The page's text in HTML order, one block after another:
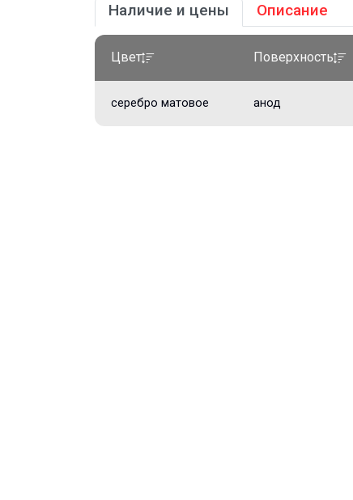
Наличие и цены Описание
Цвет Поверхность
серебро матовое анод